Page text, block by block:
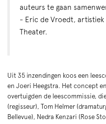
auteurs te gaan
- Eric de Vroedt,
Theater.
Uit 35 inzendingen koos een
en Joeri Heegstra. Het concept
overtuigden de leescommissie,
(regisseur), Tom Helmer
Bellevue), Nedra Kenzari (Rose